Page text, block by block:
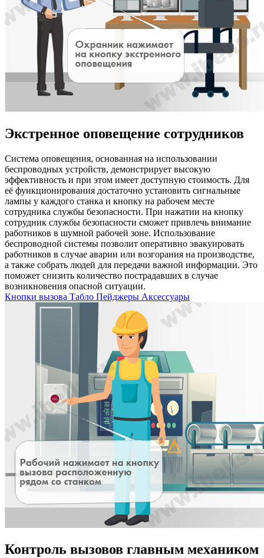
Экстренное оповещение сотрудников
Система оповещения, основанная на использовании
беспроводных устройств, демонстрирует высокую
эффективность и при этом имеет доступную стоимость. Для
её функционирования достаточно установить сигнальные
лампы у каждого станка и кнопку на рабочем месте
сотрудника службы безопасности. При нажатии на кнопку
сотрудник службы безопасности сможет привлечь внимание
работников в шумной рабочей зоне. Использование
беспроводной системы позволит оперативно эвакуировать
работников в случае аварии или возгорания на производстве,
а также собрать людей для передачи важной информации. Это
поможет снизить количество пострадавших в случае
возникновения опасной ситуации.
Кнопки вызова Табло Пейджеры Аксессуары
Контроль вызовов главным механиком